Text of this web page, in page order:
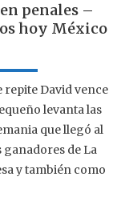
penales –
hoy México
repite David vence
levanta las
que llegó al
de La
y también como